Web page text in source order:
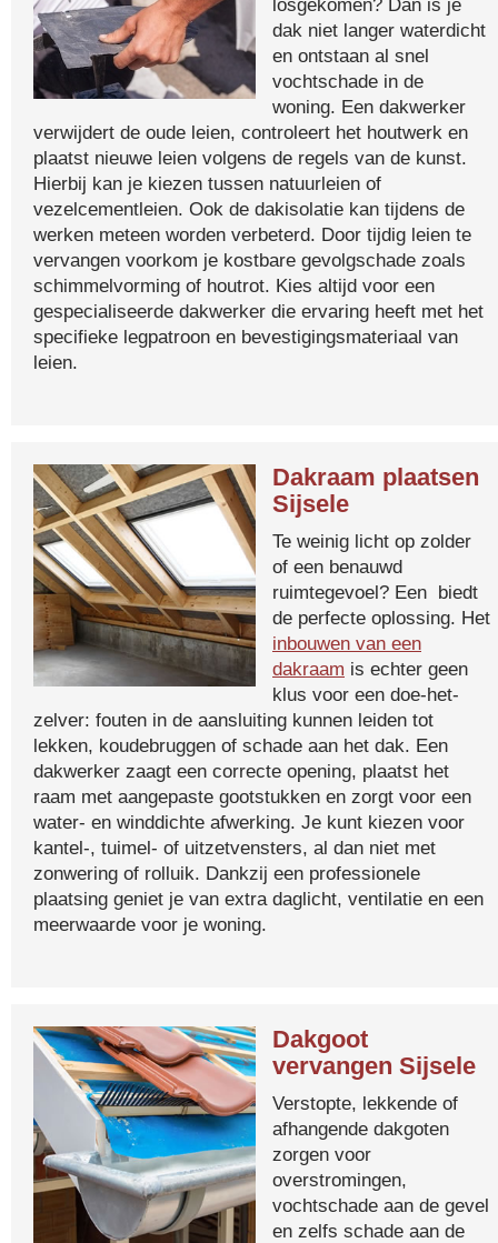
losgekomen? Dan is je
dak niet langer waterdicht
en ontstaan al snel
vochtschade in de
woning. Een dakwerker
verwijdert de oude leien, controleert het houtwerk en
plaatst nieuwe leien volgens de regels van de kunst.
Hierbij kan je kiezen tussen natuurleien of
vezelcementleien. Ook de dakisolatie kan tijdens de
werken meteen worden verbeterd. Door tijdig leien te
vervangen voorkom je kostbare gevolgschade zoals
schimmelvorming of houtrot. Kies altijd voor een
gespecialiseerde dakwerker die ervaring heeft met het
specifieke legpatroon en bevestigingsmateriaal van
leien.
Dakraam plaatsen
Sijsele
Te weinig licht op zolder
of een benauwd
ruimtegevoel? Een biedt
de perfecte oplossing. Het
inbouwen van een
dakraam is echter geen
klus voor een doe-het-
zelver: fouten in de aansluiting kunnen leiden tot
lekken, koudebruggen of schade aan het dak. Een
dakwerker zaagt een correcte opening, plaatst het
raam met aangepaste gootstukken en zorgt voor een
water- en winddichte afwerking. Je kunt kiezen voor
kantel-, tuimel- of uitzetvensters, al dan niet met
zonwering of rolluik. Dankzij een professionele
plaatsing geniet je van extra daglicht, ventilatie en een
meerwaarde voor je woning.
Dakgoot
vervangen Sijsele
Verstopte, lekkende of
afhangende dakgoten
zorgen voor
overstromingen,
vochtschade aan de gevel
en zelfs schade aan de